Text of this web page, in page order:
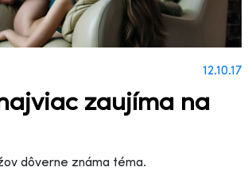
12.10.17
zaujíma na
dôverne známa téma.